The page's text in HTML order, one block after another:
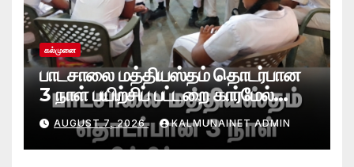
கல்முனை
பாடசாலை மத்தியஸ்தம் தொடர்பான
3 நாள் பயிற்சிப் பட்டறை கார்மேல்
பற்றிமாவில் நிறைவு!முரண்பாடுகளைத்
தீர்க்கும் முறைகள் குறித்துத்
தெளிவூட்டல்
AUGUST 7, 2026 KALMUNAINET ADMIN